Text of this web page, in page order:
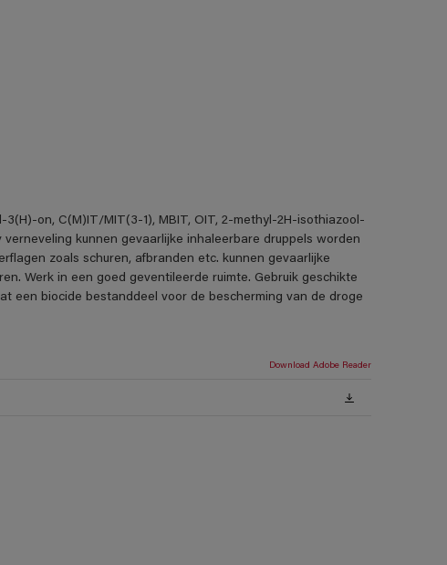
on, C(M)IT/MIT(3-1), MBIT, OIT, 2-methyl-2H-isothiazool-
kunnen gevaarlijke inhaleerbare druppels worden
zoals schuren, afbranden etc. kunnen gevaarlijke
Werk in een goed geventileerde ruimte. Gebruik geschikte
een biocide bestanddeel voor de bescherming van de droge
Download Adobe Reader